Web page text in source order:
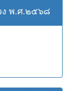
ง พ.ศ.๒๕๖๘